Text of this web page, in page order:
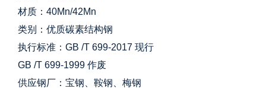
材质：40Mn/42Mn
类别：优质碳素结构钢
执行标准：GB /T 699-2017 现行
GB /T 699-1999 作废
供应钢厂：宝钢、鞍钢、梅钢